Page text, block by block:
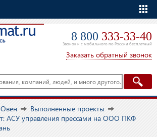
8 800 333-33-40
Звонок и с мобильного по России бесплатный
Заказать обратный звонок
Овен
Выполненные проекты
АСУ управления прессами на ООО ПКФ